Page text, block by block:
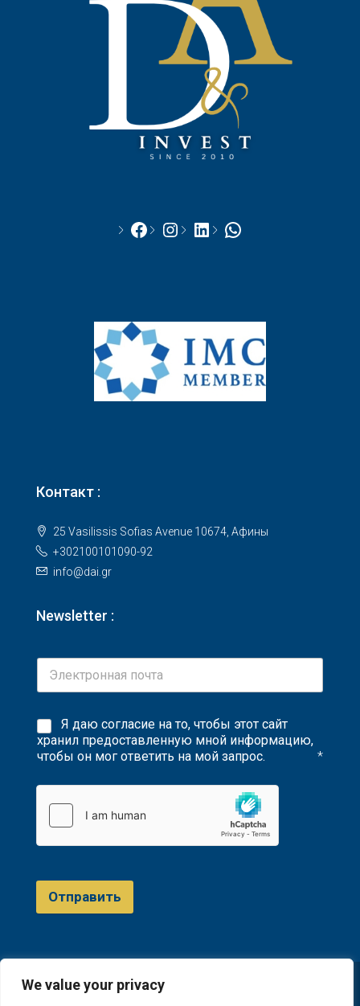
We value your privacy
Facebook
Instagram
LinkedInWhatsApp
Контакт :
25 Vasilissis Sofias Avenue 10674, Афины
+302100101090-92
info@dai.gr
Newsletter :
Я даю согласие на то, чтобы этот сайт
хранил предоставленную мной информацию,
чтобы он мог ответить на мой запрос.
*
Отправить
© 2023 D&A Invest